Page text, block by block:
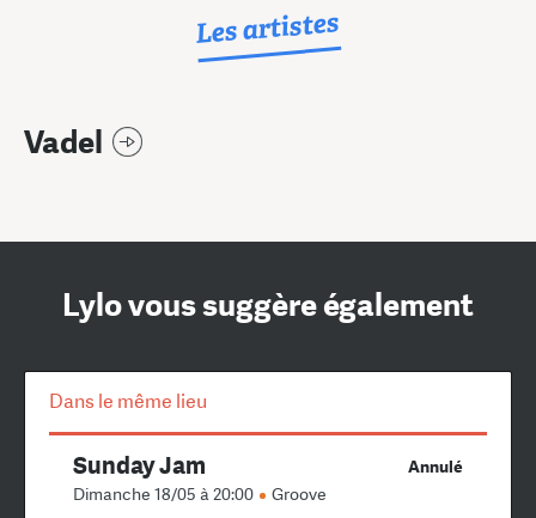
Les artistes
Vadel
Lylo vous suggère également
Dans le même lieu
Annulé
Sunday Jam
Dimanche 18/05 à 20:00 Groove